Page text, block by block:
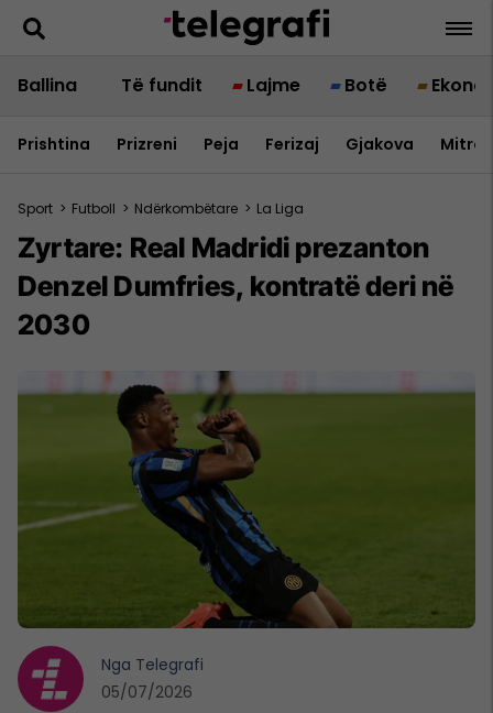
Ballina Të fundit Lajme Botë
Prishtina Prizreni Peja Ferizaj Gjakova
Sport > Futboll > Ndërkombëtare > La Liga
Zyrtare: Real Madridi prezanton
Denzel Dumfries, kontratë deri në
2030
Nga Telegrafi
05/07/2026